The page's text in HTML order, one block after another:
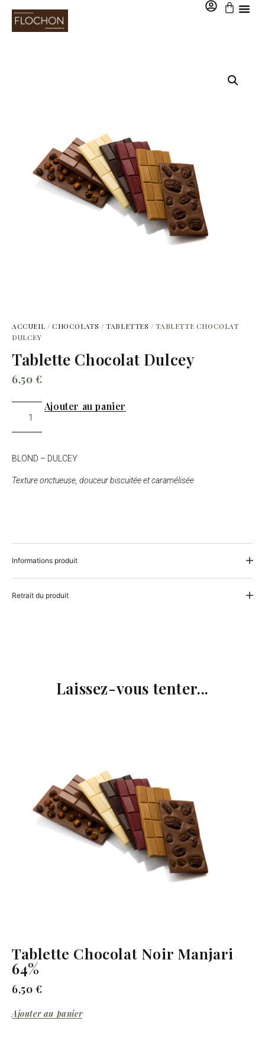
0,00
ACCUEIL /CHOCOLATS /TABLETTES / TABLETTE CHOCOLAT
DULCEY
Tablette Chocolat Dulcey
6,50 €
Ajouter au panier
BLOND – DULCEY
Texture onctueuse, douceur biscuitée et caramélisée
Informations produit
Retrait du produit
Laissez-vous tenter...
Tablette Chocolat Noir Manjari
64%
6,50 €
Ajouter au panier